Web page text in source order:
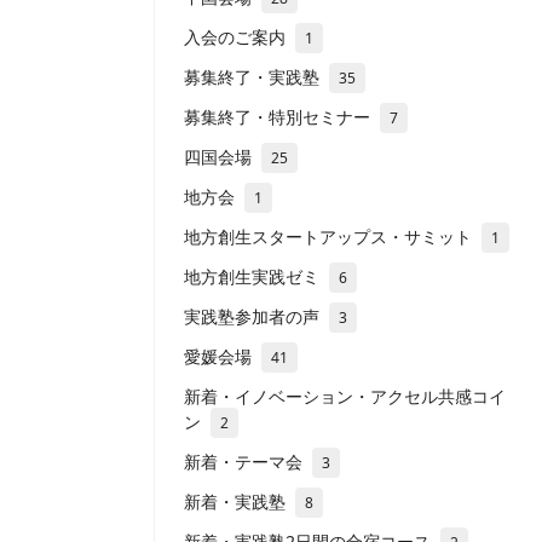
入会のご案内 1
募集終了・実践塾 35
募集終了・特別セミナー 7
四国会場 25
地方会 1
地方創生スタートアップス・サミット 1
地方創生実践ゼミ 6
実践塾参加者の声 3
愛媛会場 41
新着・イノベーション・アクセル共感コイ
ン
2
新着・テーマ会 3
新着・実践塾 8